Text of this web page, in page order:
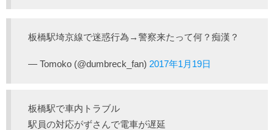
板橋駅埼京線で迷惑行為→警察来たって何？痴漢？
— Tomoko (@dumbreck_fan) 2017年1月19日
板橋駅で車内トラブル
駅員の対応がずさんで電車が遅延